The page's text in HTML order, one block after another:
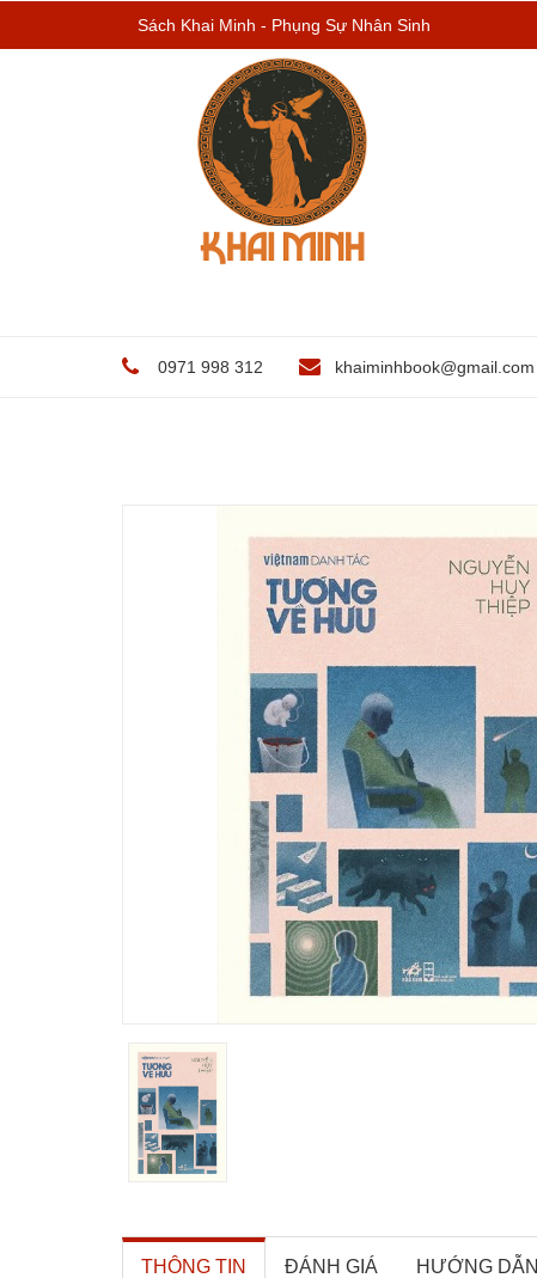
Sách Khai Minh - Phụng Sự Nhân Sinh
0971 998 312 khaiminhbook@gmail.com
THÔNG TIN ĐÁNH GIÁ HƯỚNG DẪN